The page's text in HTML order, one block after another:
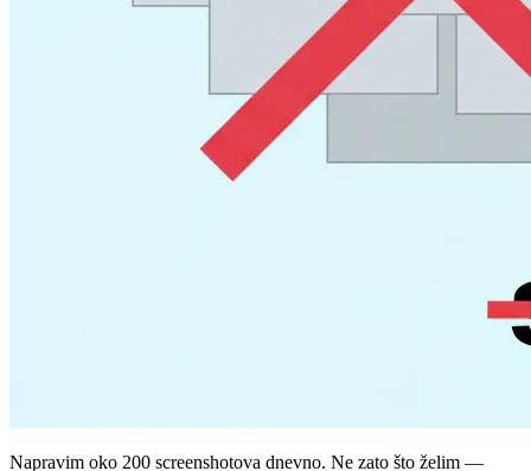
Napravim oko 200 screenshotova dnevno. Ne zato što želim —